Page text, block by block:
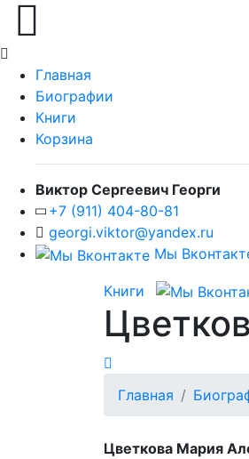
Главная
Биографии
Книги
Корзина
Виктор Сергеевич Георги
+7 (911) 404-80-81
georgi.viktor@yandex.ru
Мы
Книги
Главная
Цветкова Мария